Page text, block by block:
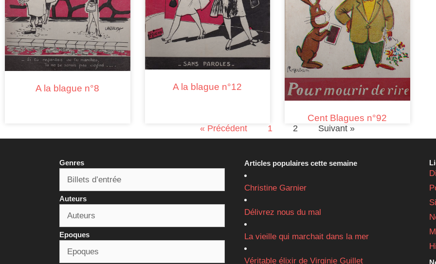
A la blague n°8 A la blague n°12
Cent Blagues n°92
« Précédent 1 2 Suivant »
Genres
Auteurs
Epoques
Articles populaires cette semaine
Christine Garnier
Délivrez nous du mal
La vieille qui marchait dans la mer
Véritable élixir de Virginie Guillet